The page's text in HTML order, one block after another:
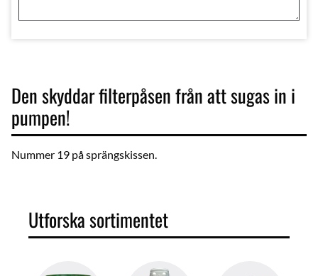
Den skyddar filterpåsen från att sugas in i
pumpen!
Nummer 19 på sprängskissen.
Utforska sortimentet